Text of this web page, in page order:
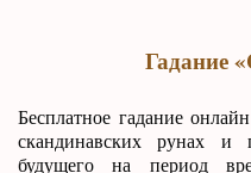
Гадание
Бесплатное гадание
скандинавских рунах и
будущего на период